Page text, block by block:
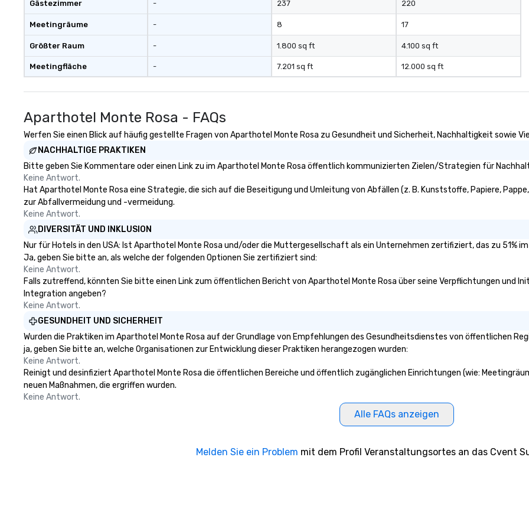
Gästezimmer
Meetingräume
Größter Raum
Meetingfläche
-
-
-
-
237
8
1.800 sq ft
7.201 sq ft
220
17
4.100 sq ft
12.000 sq ft
Aparthotel Monte Rosa - FAQs
Werfen Sie einen Blick auf häufig gestellte Fragen von Aparthotel Monte Rosa zu Gesundheit und Sicherheit, Nachhaltigkeit sowie
NACHHALTIGE PRAKTIKEN
Bitte geben Sie Kommentare oder einen Link zu im Aparthotel Monte Rosa öffentlich kommunizierten Zielen/Strategien für
Keine Antwort.
Hat Aparthotel Monte Rosa eine Strategie, die sich auf die Beseitigung und Umleitung von Abfällen (z. B. Kunststoffe, Papiere,
zur Abfallvermeidung und -vermeidung.
Keine Antwort.
DIVERSITÄT UND INKLUSION
Nur für Hotels in den USA: Ist Aparthotel Monte Rosa und/oder die Muttergesellschaft als ein Unternehmen zertifiziert, das zu 51%
Ja, geben Sie bitte an, als welche der folgenden Optionen Sie zertifiziert sind:
Keine Antwort.
Falls zutreffend, könnten Sie bitte einen Link zum öffentlichen Bericht von Aparthotel Monte Rosa über seine Verpflichtungen und
Integration angeben?
Keine Antwort.
GESUNDHEIT UND SICHERHEIT
Wurden die Praktiken im Aparthotel Monte Rosa auf der Grundlage von Empfehlungen des Gesundheitsdienstes von öffentlichen
ja, geben Sie bitte an, welche Organisationen zur Entwicklung dieser Praktiken herangezogen wurden:
Keine Antwort.
Reinigt und desinfiziert Aparthotel Monte Rosa die öffentlichen Bereiche und öffentlich zugänglichen Einrichtungen (wie:
neuen Maßnahmen, die ergriffen wurden.
Keine Antwort.
Alle FAQs anzeigen
Melden Sie ein Problem mit dem Profil Veranstaltungsortes an das Cvent